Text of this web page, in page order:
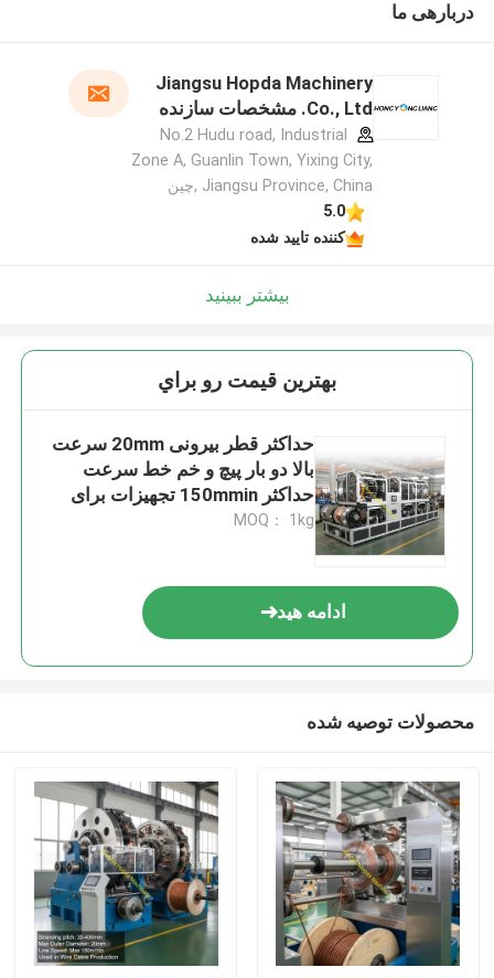
دربارهی ما
Jiangsu Hopda Machinery
Co., Ltd. مشخصات سازنده
No.2 Hudu road, Industrial
Zone A, Guanlin Town, Yixing City,
Jiangsu Province, China ,چین
5.0
کننده تایید شده
بیشتر ببینید
بهترين قيمت رو براي
حداکثر قطر بیرونی 20mm سرعت
بالا دو بار پیچ و خم خط سرعت
حداکثر 150mmin تجهیزات برای
تولید کابل سیم
MOQ： 1kg
ادامه هید
محصولات توصیه شده